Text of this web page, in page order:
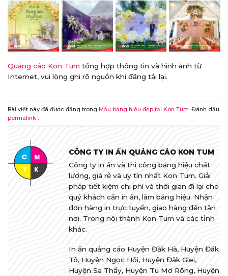
Quảng cáo Kon Tum tổng hợp thông tin và hình ảnh từ
Internet, vui lòng ghi rõ nguồn khi đăng tải lại.
Bài viết này đã được đăng trong Mẫu bảng hiệu đẹp tại Kon Tum . Đánh dấu
permalink
CÔNG TY IN ẤN QUẢNG CÁO KON TUM
Công ty in ấn và thi công bảng hiệu chất
lượng, giá rẻ và uy tín nhất Kon Tum. Giải
pháp tiết kiệm chi phí và thời gian đi lại cho
quý khách cần in ấn, làm bảng hiệu. Nhận
đơn hàng in trực tuyến, giao hàng đến tận
nơi. Trong nội thành Kon Tum và các tỉnh
khác.
In ấn quảng cáo Huyện Đăk Hà, Huyện Đăk
Tô, Huyện Ngọc Hồi, Huyện Đăk Glei,
Huyện Sa Thầy, Huyện Tu Mơ Rông, Huyện